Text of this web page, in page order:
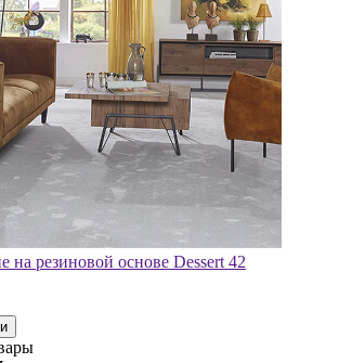
на резиновой основе Dessert 42